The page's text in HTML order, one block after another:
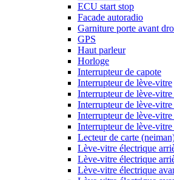
ECU start stop
Facade autoradio
Garniture porte avant
GPS
Haut parleur
Horloge
Interrupteur de capote
Interrupteur de lève-vitre
Interrupteur de lève-
Interrupteur de lève-vitre
Interrupteur de lève-
Interrupteur de lève-vitre
Lecteur de carte
Lève-vitre électrique
Lève-vitre électrique
Lève-vitre électrique